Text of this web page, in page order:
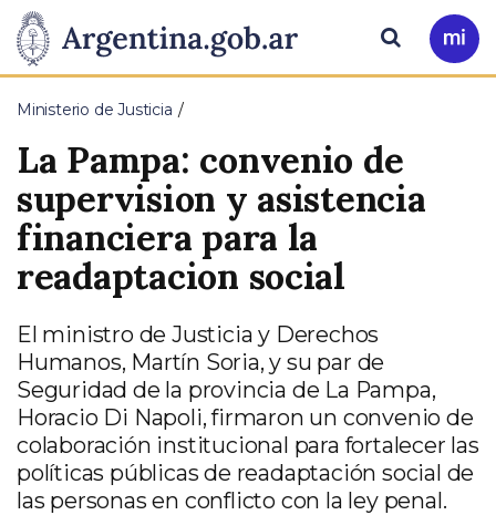
Presidencia
de
la
Nación
Pasar al contenido principal
Ir
a
Buscar
Ministerio de Justicia
La Pampa: convenio de
supervision y asistencia
financiera para la
readaptacion social
El ministro de Justicia y Derechos
Humanos, Martín Soria, y su par de
Seguridad de la provincia de La Pampa,
Horacio Di Napoli, firmaron un convenio de
colaboración institucional para fortalecer las
políticas públicas de readaptación social de
las personas en conflicto con la ley penal.